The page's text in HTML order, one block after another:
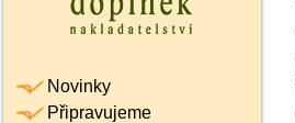
Novinky
Připravujeme